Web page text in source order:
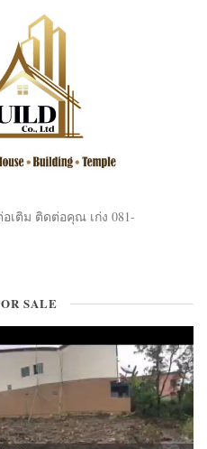
เติม ติดต่อคุณ เก่ง 081-
SALE